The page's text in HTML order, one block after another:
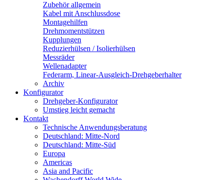
Zubehör allgemein
Kabel mit Anschlussdose
Montagehilfen
Drehmomentstützen
Kupplungen
Reduzierhülsen / Isolierhülsen
Messräder
Wellenadapter
Federarm, Linear-Ausgleich-Drehgeberhalter
Archiv
Konfigurator
Drehgeber-Konfigurator
Umstieg leicht gemacht
Kontakt
Technische Anwendungsberatung
Deutschland: Mitte-Nord
Deutschland: Mitte-Süd
Europa
Americas
Asia and Pacific